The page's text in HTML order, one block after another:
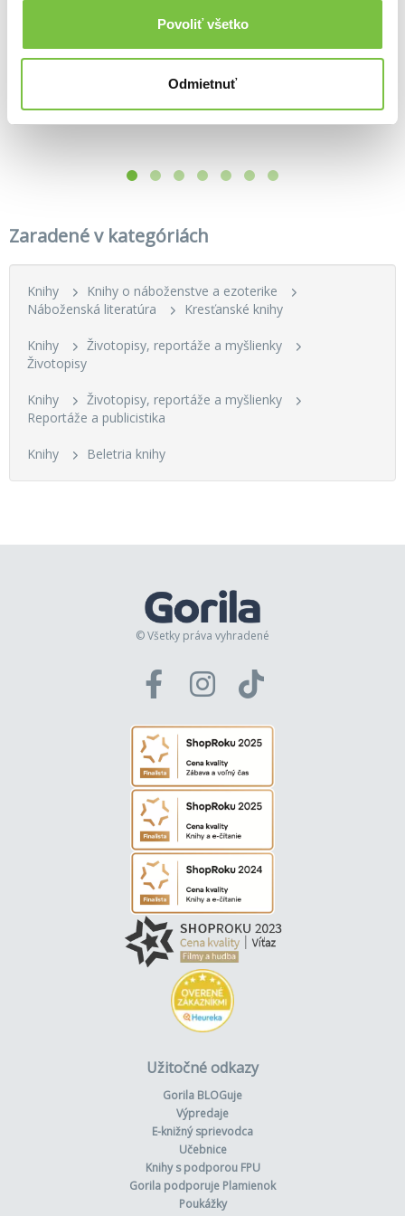
Povoliť všetko
Odmietnuť
Večerné modlitby pre odvážne dievčatká 33,18€ Čo Boh šepká mamičkám
Zaradené v kategóriách
Knihy
Knihy o náboženstve a ezoterike
Náboženská literatúra
Kresťanské knihy
Knihy
Životopisy, reportáže a myšlienky
Životopisy
Knihy
Životopisy, reportáže a myšlienky
Reportáže a publicistika
Knihy Beletria knihy
© Všetky práva vyhradené
Užitočné odkazy
Gorila BLOGuje
Výpredaje
E-knižný sprievodca
Učebnice
Knihy s podporou FPU
Gorila podporuje Plamienok
Poukážky